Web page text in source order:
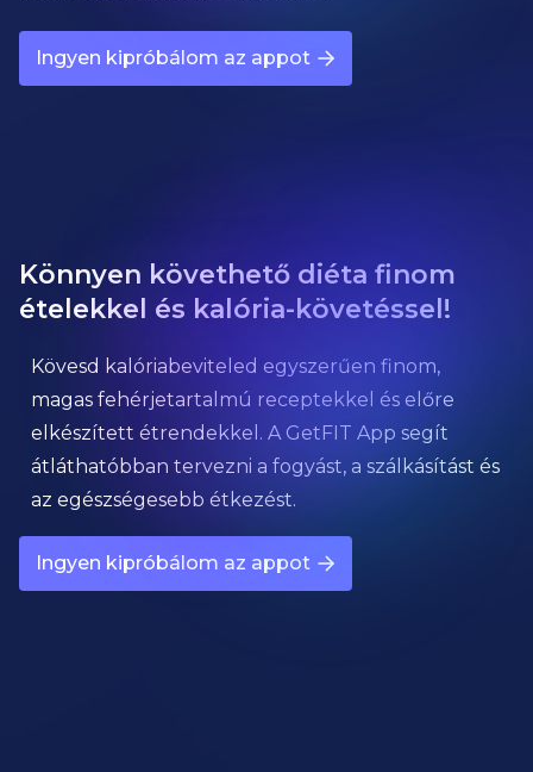
Ingyen kipróbálom az appot
Könnyen követhető diéta finom
ételekkel és kalória-követéssel!
Kövesd kalóriabeviteled egyszerűen finom,
magas fehérjetartalmú receptekkel és előre
elkészített étrendekkel. A GetFIT App segít
átláthatóbban tervezni a fogyást, a szálkásítást és
az egészségesebb étkezést.
Ingyen kipróbálom az appot